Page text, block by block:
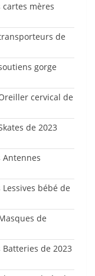
mères
de
gorge
cervical de
de 2023
bébé de
de
de 2023